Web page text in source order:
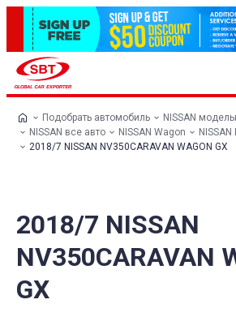
Подобрать автомобиль
NISSAN
NISSAN все авто
NISSAN Wagon
2018/7 NISSAN NV350CARAVAN WAGON GX
2018/7 NISSAN
NV350CARAVAN
GX